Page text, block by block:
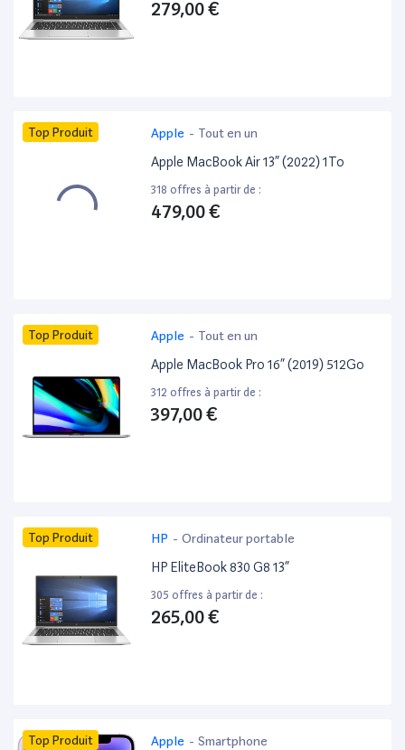
279,00 €
Top Produit Apple - Tout en un
Apple MacBook Air 13” (2022) 1To
318 offres à partir de :
479,00 €
Top Produit Apple - Tout en un
Apple MacBook Pro 16” (2019) 512Go
312 offres à partir de :
397,00 €
Top Produit HP - Ordinateur portable
HP EliteBook 830 G8 13”
305 offres à partir de :
265,00 €
Top Produit Apple - Smartphone